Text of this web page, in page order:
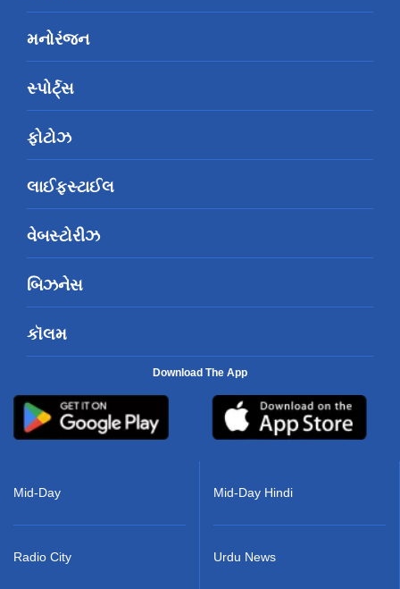
મનોરંજન
સ્પોર્ટ્સ
ફોટોઝ
લાઈફસ્ટાઈલ
વેબસ્ટોરીઝ
બિઝનેસ
કૉલમ
Download The App
Mid-Day
Radio City
Mid-Day Hindi
Urdu News